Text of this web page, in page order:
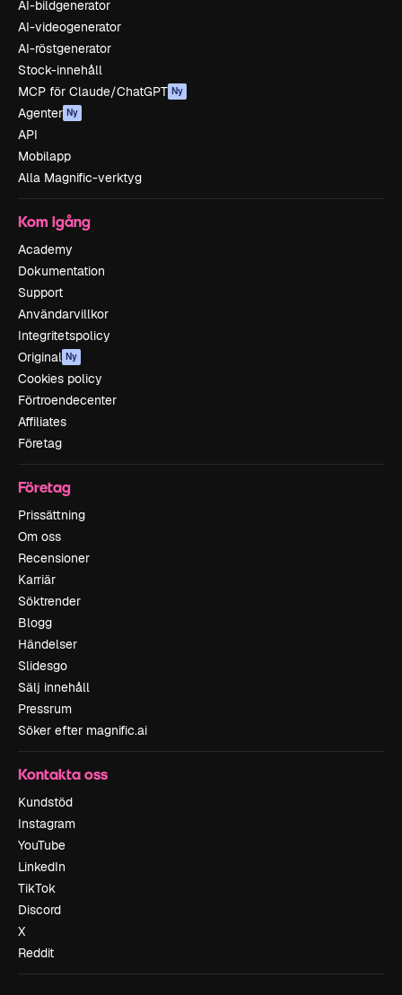
AI-bildgenerator
AI-videogenerator
AI-röstgenerator
Stock-innehåll
MCP för Claude/ChatGPT Ny
Agenter Ny
API
Mobilapp
Alla Magnific-verktyg
Kom igång
Academy
Dokumentation
Support
Användarvillkor
Integritetspolicy
Original Ny
Cookies policy
Förtroendecenter
Affiliates
Företag
Företag
Prissättning
Om oss
Recensioner
Karriär
Söktrender
Blogg
Händelser
Slidesgo
Sälj innehåll
Pressrum
Söker efter magnific.ai
Kontakta oss
Kundstöd
Instagram
YouTube
LinkedIn
TikTok
Discord
X
Reddit